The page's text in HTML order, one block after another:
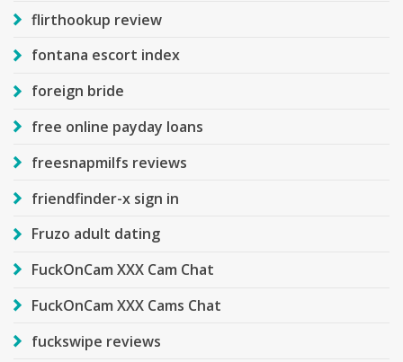
flirthookup review
fontana escort index
foreign bride
free online payday loans
freesnapmilfs reviews
friendfinder-x sign in
Fruzo adult dating
FuckOnCam XXX Cam Chat
FuckOnCam XXX Cams Chat
fuckswipe reviews